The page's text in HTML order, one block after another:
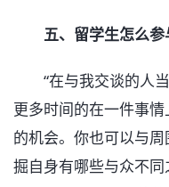
五、留学生怎么
“在与我交谈的人当
更多时间的在一件事
的机会。你也可以与
掘自身有哪些与众不同